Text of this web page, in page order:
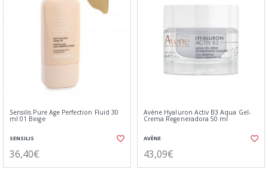
Sensilis Pure Age Perfection Fluid 30
ml 01 Beige
SENSILIS
36,40€
Avène Hyaluron Activ B3 Aqua Gel-
Crema Regeneradora 50 ml
AVÈNE
43,09€